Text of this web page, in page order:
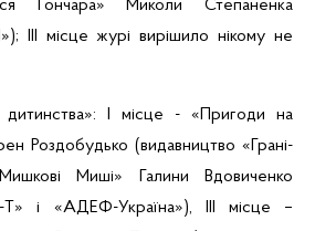
Гончара» Миколи Степаненка
ІІІ місце журі вирішило нікому не
І місце - «Пригоди на
Роздобудько (видавництво « Грані-
Миші» Галини Вдовиченко
» і «АДЕФ-Україна»), ІІІ місце –